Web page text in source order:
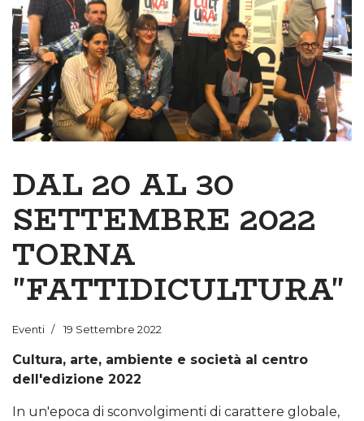
DAL 20 AL 30
SETTEMBRE 2022
TORNA
"FATTIDICULTURA"
Eventi 19 Settembre 2022
Cultura, arte, ambiente e società al centro
dell'edizione 2022
In un'epoca di sconvolgimenti di carattere globale,